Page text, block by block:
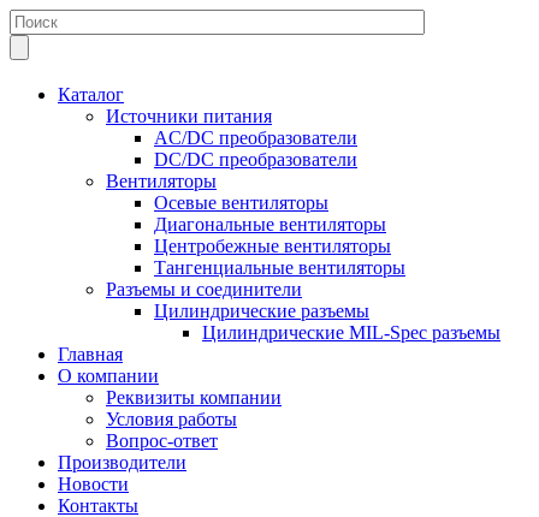
Каталог
Источники питания
AC/DC преобразователи
DC/DC преобразователи
Вентиляторы
Осевые вентиляторы
Диагональные вентиляторы
Центробежные вентиляторы
Тангенциальные вентиляторы
Разъемы и соединители
Цилиндрические разъемы
Цилиндрические MIL-Spec разъемы
Главная
О компании
Реквизиты компании
Условия работы
Вопрос-ответ
Производители
Новости
Контакты